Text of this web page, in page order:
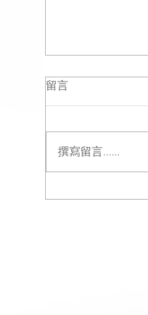
留言
撰寫留言......